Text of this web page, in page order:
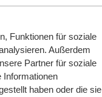
Funktionen für soziale
Außerdem
Partner für soziale
Informationen
haben oder die sie